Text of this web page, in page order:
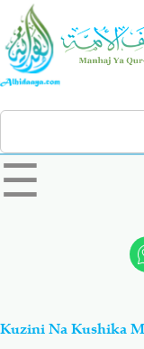
Skip
main
content
Search
left
sidebar
☰
Kuzini Na Kushika